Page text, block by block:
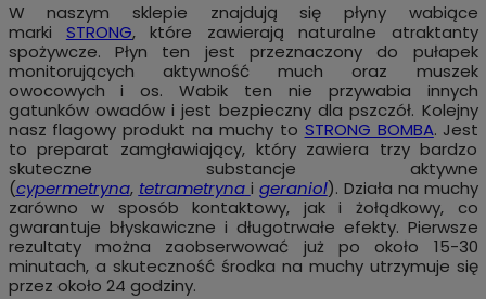
W naszym sklepie znajdują się płyny wabiące
marki STRONG, które zawierają naturalne atraktanty
spożywcze. Płyn ten jest przeznaczony do pułapek
monitorujących aktywność much oraz muszek
owocowych i os. Wabik ten nie przywabia innych
gatunków owadów i jest bezpieczny dla pszczół. Kolejny
nasz flagowy produkt na muchy to STRONG BOMBA. Jest
to preparat zamgławiający, który zawiera trzy bardzo
skuteczne substancje aktywne
(cypermetryna, tetrametryna i geraniol). Działa na muchy
zarówno w sposób kontaktowy, jak i żołądkowy, co
gwarantuje błyskawiczne i długotrwałe efekty. Pierwsze
rezultaty można zaobserwować już po około 15-30
minutach, a skuteczność środka na muchy utrzymuje się
przez około 24 godziny.